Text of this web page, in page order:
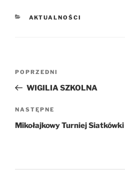
KATEGORIE
AKTUALNOŚCI
Poprzedni
wpis
POPRZEDNI
WIGILIA SZKOLNA
Następny
wpis
NASTĘPNE
Mikołajkowy Turniej